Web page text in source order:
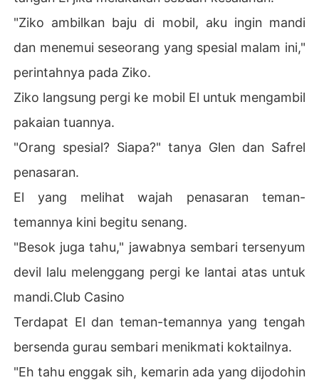
"Ziko ambilkan baju di mobil, aku ingin mandi
dan menemui seseorang yang spesial malam ini,"
perintahnya pada Ziko.
Ziko langsung pergi ke mobil El untuk mengambil
pakaian tuannya.
"Orang spesial? Siapa?" tanya Glen dan Safrel
penasaran.
El yang melihat wajah penasaran teman-
temannya kini begitu senang.
"Besok juga tahu," jawabnya sembari tersenyum
devil lalu melenggang pergi ke lantai atas untuk
mandi.Club Casino
Terdapat El dan teman-temannya yang tengah
bersenda gurau sembari menikmati koktailnya.
"Eh tahu enggak sih, kemarin ada yang dijodohin